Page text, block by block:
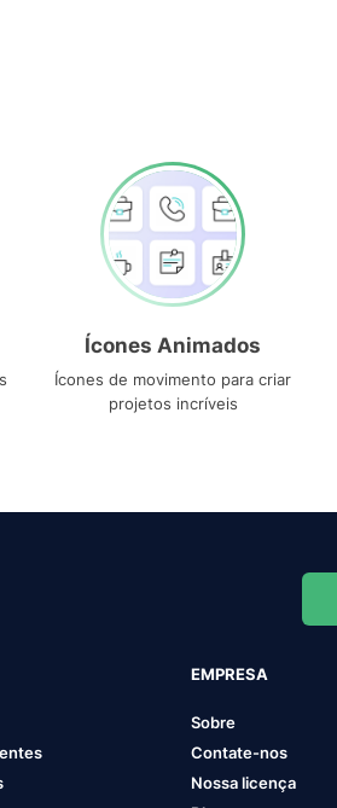
Ícones Animados
Ícones de movimento para criar
projetos incríveis
EMPRESA
Sobre
Contate-nos
Nossa licença